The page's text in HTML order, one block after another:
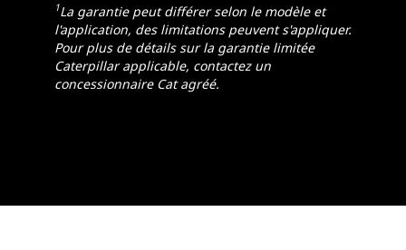
1La garantie peut différer selon le modèle et
l'application, des limitations peuvent s'appliquer.
Pour plus de détails sur la garantie limitée
Caterpillar applicable, contactez un
concessionnaire Cat agréé.